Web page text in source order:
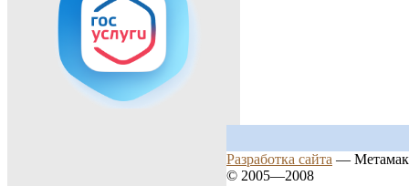
Разработка сайта —
© 2005—2008